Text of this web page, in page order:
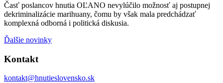
Časť poslancov hnutia OĽANO nevylúčilo možnosť aj postupnej
dekriminalizácie marihuany, čomu by však mala predchádzať
komplexná odborná i politická diskusia.
Ďalšie novinky
Kontakt
kontakt@hnutieslovensko.sk